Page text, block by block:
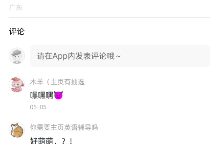
广东
评论
请在App内发表评论哦～
木羊（主页有抽选
嘿嘿嘿😈
05-05
你需要主页英语辅导吗
好萌萌，？！